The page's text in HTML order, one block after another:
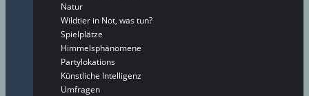
Natur
Wildtier in Not, was tun?
Spielplätze
Himmelsphänomene
Partylokations
Künstliche Intelligenz
Umfragen